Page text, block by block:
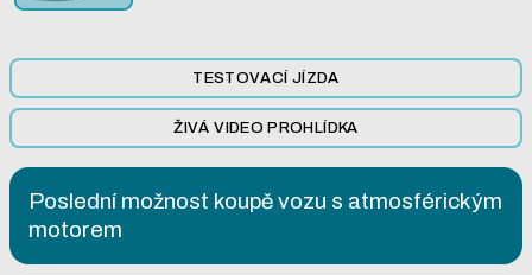
TESTOVACÍ JÍZDA
ŽIVÁ VIDEO PROHLÍDKA
Poslední možnost koupě vozu s atmosférickým
motorem